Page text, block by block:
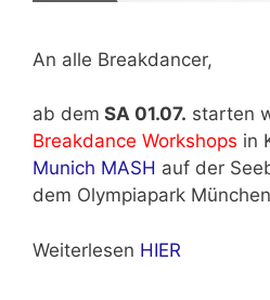
An alle Breakdancer,
ab dem SA 01.07. starten
Breakdance Workshops in
Munich MASH auf der
dem Olympiapark
Weiterlesen HIER